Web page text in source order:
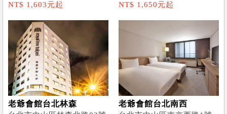
NT$ 1,603元起
NT$ 1,650元起
老爺會館台北林森 老爺會館台北南西